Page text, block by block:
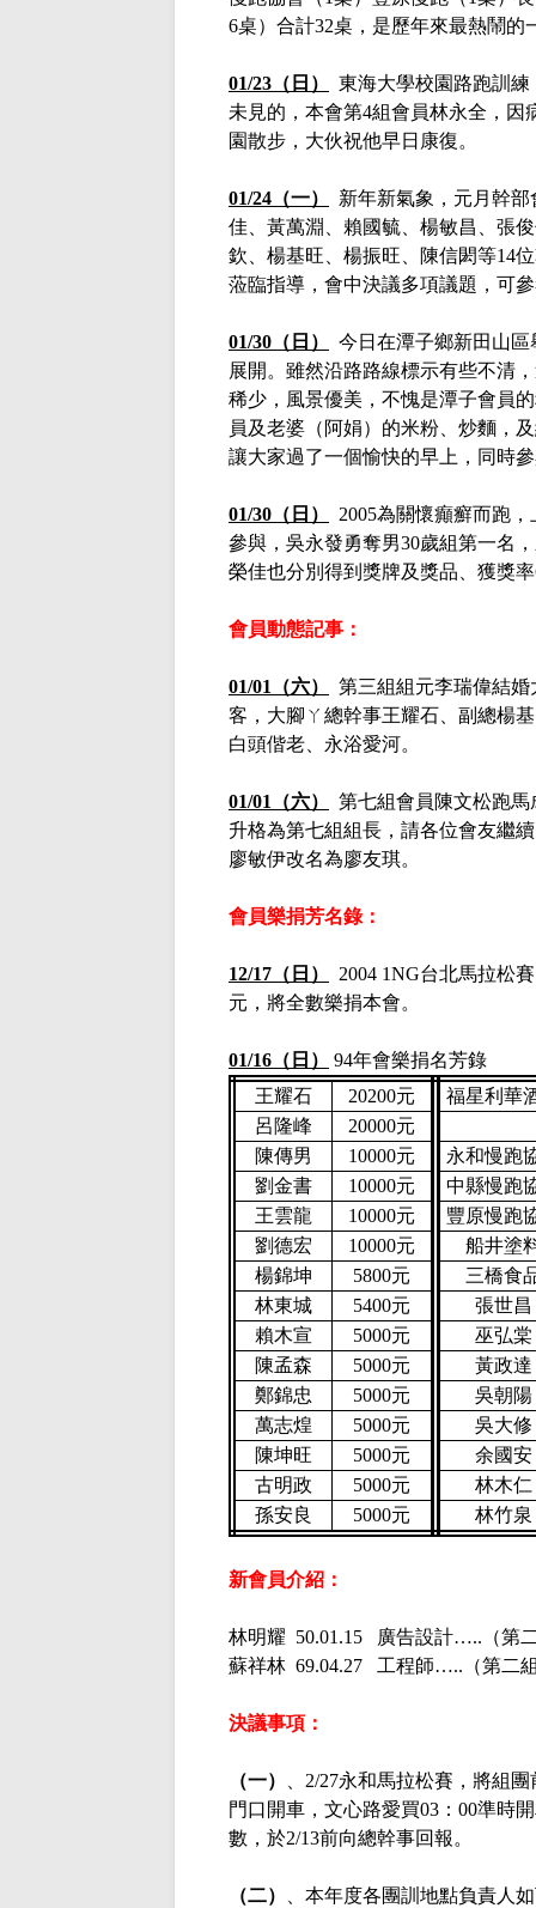
6桌）合計32桌，是歷年來最熱鬧的
01/23（日）
東海大學校園路跑訓練
未見的，本會第4組會員林永全，
園散步，大伙祝他早日康復。
01/24（一）
新年新氣象，元月幹
佳、黃萬淵、賴國毓、楊敏昌、張
欽、楊基旺、楊振旺、陳信閎等14
蒞臨指導，會中決議多項議題，可
01/30（日）
今日在潭子鄉新田山
展開。雖然沿路路線標示有些不清
稀少，風景優美，不愧是潭子會員
員及老婆（阿娟）的米粉、炒麵，
讓大家過了一個愉快的早上，同時
01/30（日）
2005為關懷癲癬而跑
參與，吳永發勇奪男30歲組第一名
榮佳也分別得到獎牌及獎品、獲獎
會員動態記事：
01/01（六）
第三組組元李瑞偉結
客，大腳ㄚ總幹事王耀石、副總楊
白頭偕老、永浴愛河。
01/01（六）
第七組會員陳文松跑
升格為第七組組長，請各位會友繼
廖敏伊改名為廖友琪。
會員樂捐芳名錄：
12/17（日）
2004 1NG台北馬拉松
元，將全數樂捐本會。
01/16 （日）
94年會樂捐名芳錄
王耀石
20200元
福星利華
呂隆峰
20000元
陳傳男
10000元
永和慢跑
劉金書
10000元
中縣慢跑
王雲龍
10000元
豐原慢跑
劉德宏
10000元
船井塗
楊錦坤
5800元
三橋食
林東城
5400元
張世昌
賴木宣
5000元
巫弘棠
陳孟森
5000元
黃政達
鄭錦忠
5000元
吳朝陽
萬志煌
5000元
吳大修
陳坤旺
5000元
余國安
古明政
5000元
林木仁
孫安良
5000元 林竹泉
新會員介紹：
林明耀 50.01.15 廣告設計…..（第
蘇祥林 69.04.27 工程師…..（第二
決議事項：
（一）
2/27永和馬拉松賽，將組
門口開車，文心路愛買03：00準時
數，於2/13前向總幹事回報。
（二） 、本年度各團訓地點負責人